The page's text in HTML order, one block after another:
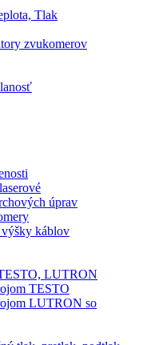
Tlak
zvukomerov
úprav
káblov
LUTRON
TESTO
LUTRON so